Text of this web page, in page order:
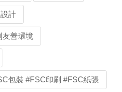
計
善環境
包裝 #FSC印刷 #FSC紙張